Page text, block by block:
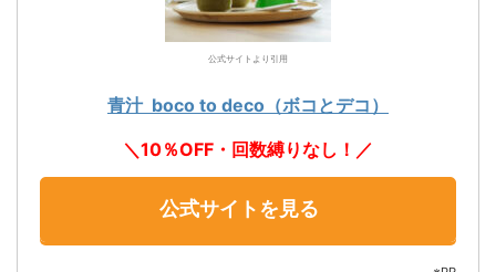
公式サイトより引用
青汁 boco to deco（ボコとデコ）
＼10％OFF・回数縛りなし！／
公式サイトを見る